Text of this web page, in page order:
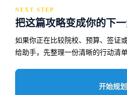
NEXT STEP
把这篇攻略变成你的下一
如果你正在比较院校、预算、签证
给助手，先整理一份清晰的行动清单
开始规划